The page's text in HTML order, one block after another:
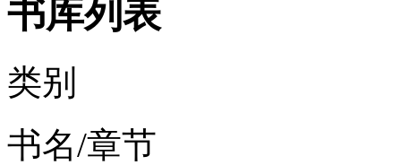
书库列表
类别
书名/章节